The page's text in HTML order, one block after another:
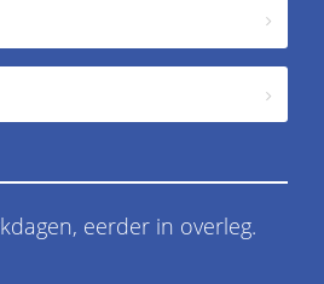
eerder in overleg.